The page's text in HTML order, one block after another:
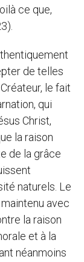
ce que,
de telles
le fait
qui
Christ,
la raison
de la grâce
naturels. Le
avec
la raison
et à la
néanmoins